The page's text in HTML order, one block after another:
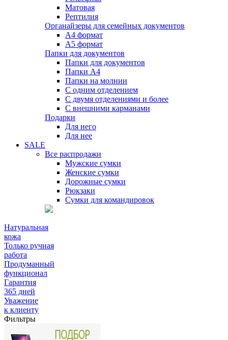
Матовая
Рептилия
Органайзеры для семейных документов
А4 формат
А5 формат
Папки для документов
Папки для документов
Папки А4
Папки на молнии
С одним отделением
С двумя отделениями и более
С внешними карманами
Подарки
Для него
Для нее
SALE
Все распродажи
Мужские сумки
Женские сумки
Дорожные сумки
Рюкзаки
Сумки для командировок
Натуральная
кожа
Только ручная
работа
Продуманный
функционал
Гарантия
365 дней
Уважение
к клиенту
Фильтры